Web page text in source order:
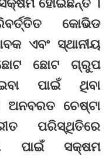
କୋଭିଡ
ଏବଂ ସ୍ଥାନୀୟ
ଛୋଟ ଛୋଟ ଗ୍ରୁପ
ପାଇଁ ଥିବା
ଅନବରତ ଚେଷ୍ଟା
ପରିସ୍ଥିତିରେ
ପାଇଁ ସକ୍ଷମ